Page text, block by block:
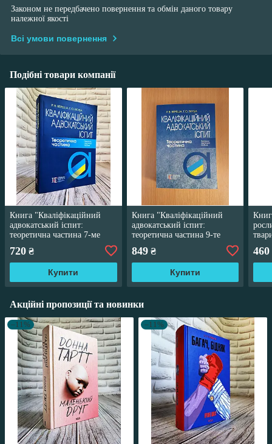
Законом не передбачено повернення та обмін даного товару
належної якості
Всі умови повернення
Подібні товари компанії
Книга "Кваліфікаційний
адвокатський іспит:
теоретична частина 7-ме
720 ₴
Купити
Книга "Кваліфікаційний
адвокатський іспит:
теоретична частина 9-те
849₴
Купити
460
Акційні пропозиції та новинки
–11% –11%